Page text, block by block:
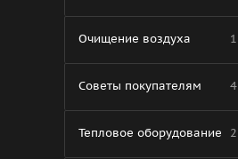
Очищение воздуха 1
Советы покупателям 4
Тепловое оборудование 2